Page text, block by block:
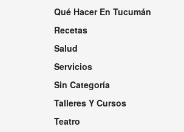
Qué Hacer En Tucumán
Recetas
Salud
Servicios
Sin Categoría
Talleres Y Cursos
Teatro